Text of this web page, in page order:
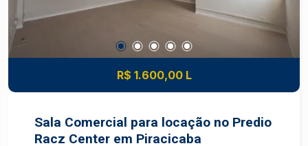
R$ 1.600,00 L
Sala Comercial para locação no Predio
Racz Center em Piracicaba